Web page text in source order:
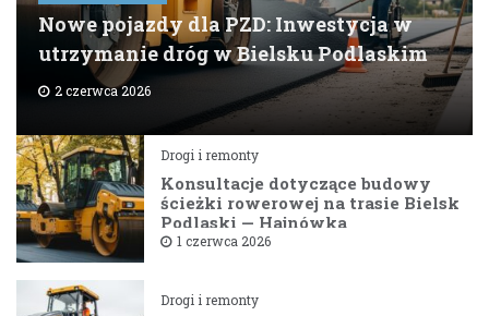
Nowe pojazdy dla PZD: Inwestycja w
utrzymanie dróg w Bielsku Podlaskim
2 czerwca 2026
Drogi i remonty
Konsultacje dotyczące budowy
ścieżki rowerowej na trasie Bielsk
Podlaski — Hajnówka
1 czerwca 2026
Drogi i remonty